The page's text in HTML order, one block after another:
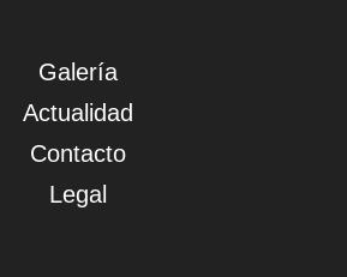
Galería
Actualidad
Contacto
Legal